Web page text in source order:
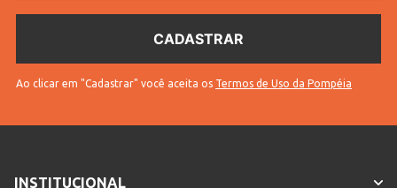
Ao clicar em "Cadastrar" você aceita os Termos de Uso da Pompéia
INSTITUCIONAL